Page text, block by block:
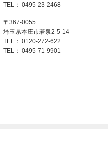
TEL： 0495-23-2468
〒367-0055
埼玉県本庄市若泉2-5-14
TEL： 0120-272-622
TEL： 0495-71-9901